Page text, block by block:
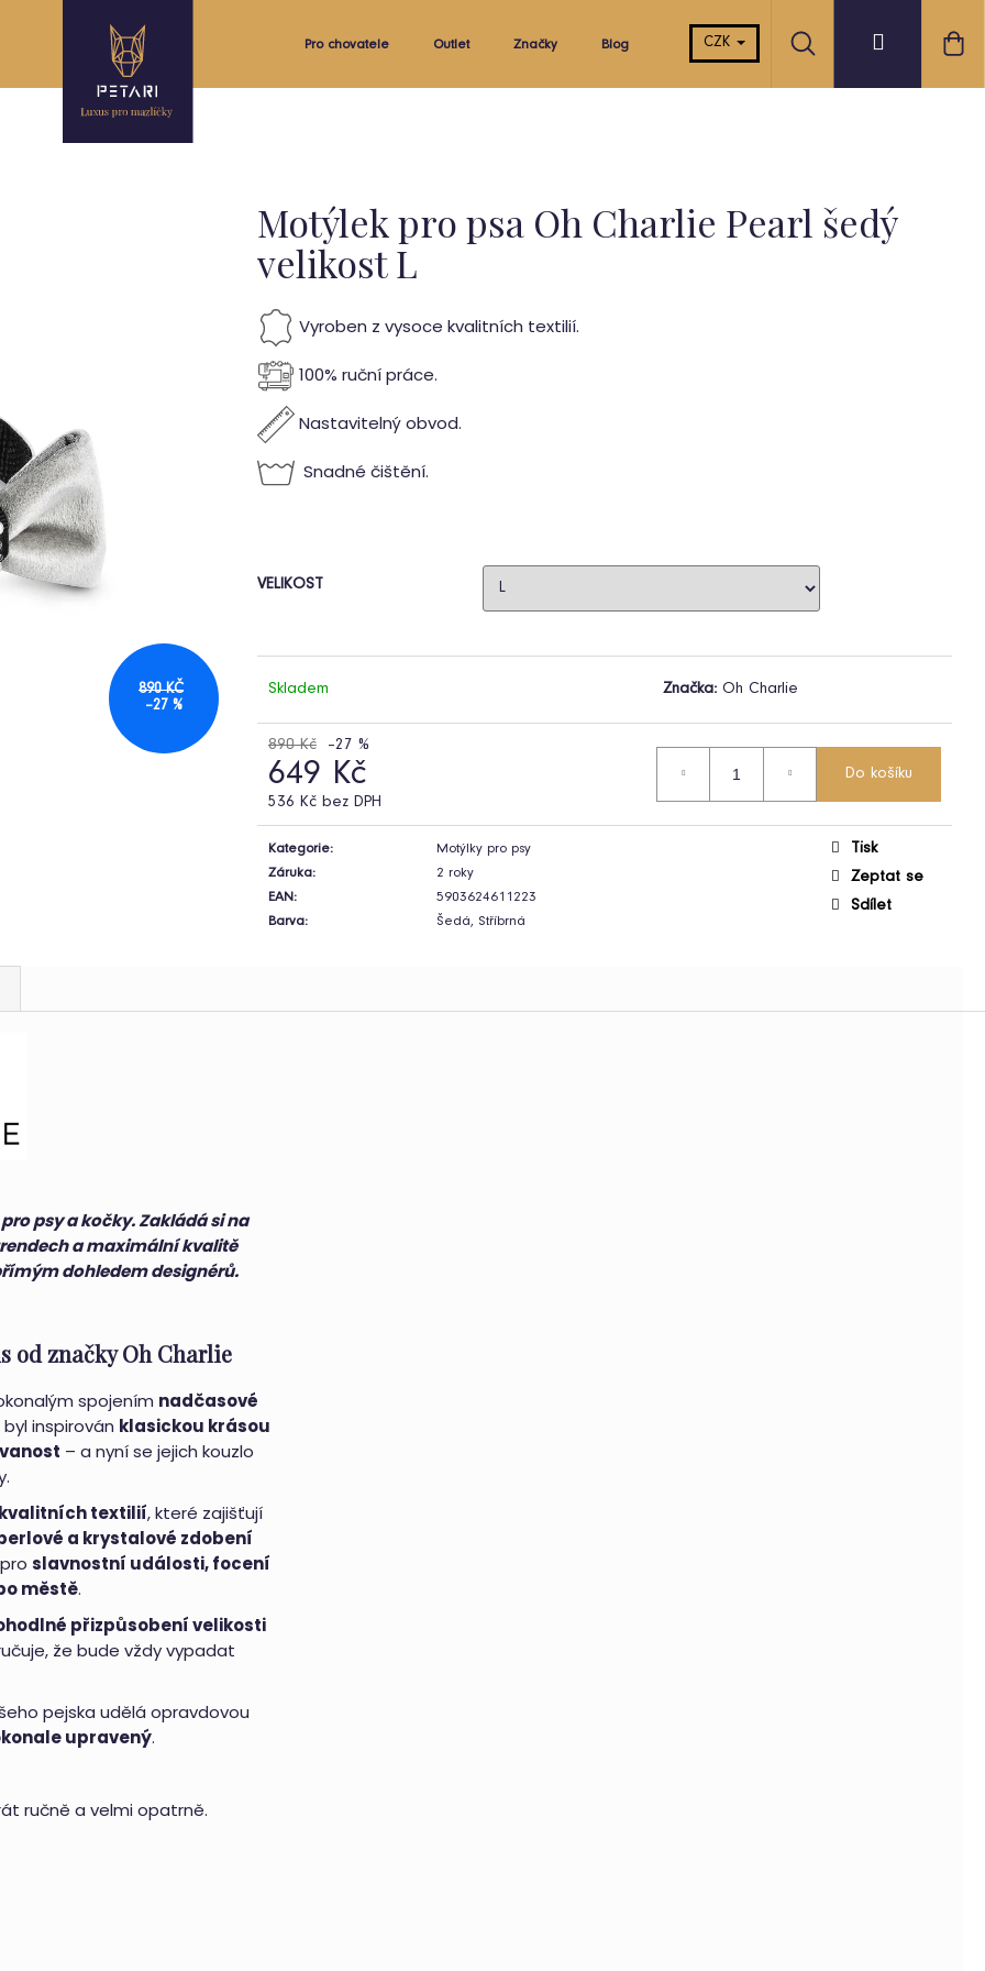
Pro chovatele Outlet Značky Blog CZK Hledat Přihlášení
Motýlek pro psa Oh Charlie Pearl šedý
velikost L
Vyroben z vysoce kvalitních textilií.
100% ruční práce.
Nastavitelný obvod.
Snadné čištění.
VELIKOST
Skladem Značka: Oh Charlie
890 Kč –27 %
649 Kč
536 Kč bez DPH
Měrná
cena:
Do košíku
Kategorie:
Motýlky pro psy
Záruka:
2 roky
EAN:
5903624611223
Barva: Šedá, Stříbrná
Tisk
Zeptat se
Sdílet
890 KČ
–27 %
psy a kočky. Zakládá si na
a maximální kvalitě
dohledem designérů.
od značky Oh Charlie
spojením nadčasové
inspirován klasickou krásou
– a nyní se jejich kouzlo
textilií, které zajišťují
a krystalové zdobení
slavnostní události, focení
městě.
přizpůsobení velikosti
že bude vždy vypadat
pejska udělá opravdovou
upravený.
ručně a velmi opatrně.